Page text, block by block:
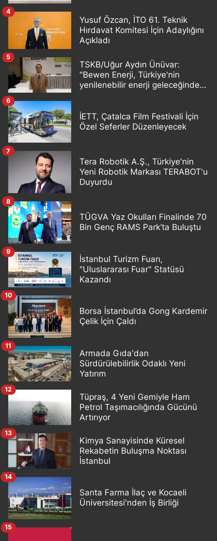
Yusuf Özcan, İTO 61. Teknik
Hırdavat Komitesi İçin Adaylığını
Açıkladı
4
TSKB/Uğur Aydın Ünüvar:
"Bewen Enerji, Türkiye'nin
yenilenebilir enerji geleceğinde
5
İETT, Çatalca Film Festivali İçin
Özel Seferler Düzenleyecek
6
Tera Robotik A.Ş., Türkiye'nin
Yeni Robotik Markası TERABOT'u
Duyurdu
7
TÜGVA Yaz Okulları Finalinde 70
Bin Genç RAMS Park’ta Buluştu
8
İstanbul Turizm Fuarı,
"Uluslararası Fuar" Statüsü
Kazandı
9
Borsa İstanbul’da Gong Kardemir
Çelik İçin Çaldı
10
Armada Gıda'dan
Sürdürülebilirlik Odaklı Yeni
Yatırım
11
Tüpraş, 4 Yeni Gemiyle Ham
Petrol Taşımacılığında Gücünü
Artırıyor
12
Kimya Sanayisinde Küresel
Rekabetin Buluşma Noktası
İstanbul
13
Santa Farma İlaç ve Kocaeli
Üniversitesi'nden İş Birliği
14
15